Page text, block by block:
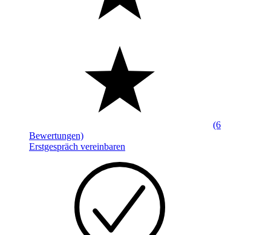
(6
Bewertungen)
Erstgespräch vereinbaren